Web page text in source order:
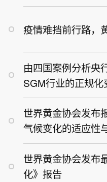
疫情难挡前行路，
由四国案例分析央
SGM行业的正规化
世界黄金协会发布
气候变化的适应性
世界黄金协会发布
化》报告